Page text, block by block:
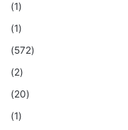
(1)
(1)
(572)
(2)
(20)
(1)